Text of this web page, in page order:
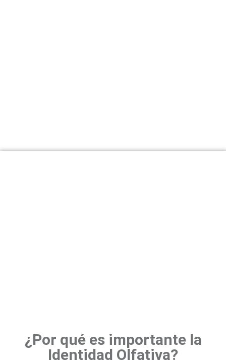
¿Por qué es importante la
Identidad Olfativa?